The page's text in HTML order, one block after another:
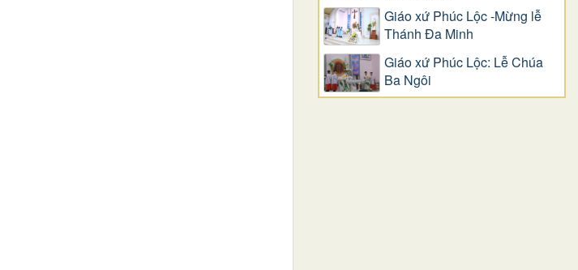
Giáo xứ Phúc Lộc -Mừng lễ
Thánh Đa Minh
Giáo xứ Phúc Lộc: Lễ Chúa
Ba Ngôi